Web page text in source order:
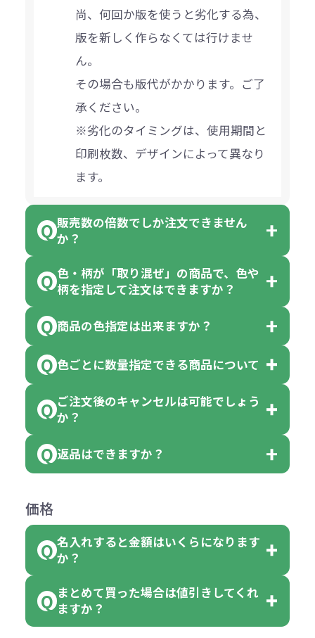
尚、何回か版を使うと劣化する為、
版を新しく作らなくては行けませ
ん。
その場合も版代がかかります。ご了
承ください。
※劣化のタイミングは、使用期間と
印刷枚数、デザインによって異なり
ます。
販売数の倍数でしか注文できません
か？
一部商品（※）を除き、注文可能数
です。
ります。
【例】注文可能数が100個の場合
は、100個以上でしたら、何個でも
可能です。
色・柄が「取り混ぜ」の商品で、色や
柄を指定して注文はできますか？
「色・柄 取り混ぜ」のラベルがつい
ている商品は、色指定不可となって
ん。
但し、ロゴなど名入れ印刷をされる
商品の色指定は出来ますか？
色指定できる商品もございますが商
品の詳細に「色・柄 取り混ぜ」のラ
ベルや商品画像に「〇色取混ぜ」な
れ等分で100個ずつ入って参ります。
（割り切れない場合は数個単位で前
後する場合もございます）
色指定できる商品に付きましては商
品詳細の購入の所で色が選べるよう
色ごとに数量指定できる商品について
「選べる本体色」のラベルが付いて
す。
い。
例えば…
クエアトート」を300個注文した場
ご注文後のキャンセルは可能でしょう
か？
お客様都合でのキャンセルは、制作
がございます。
ご注文の際は、十分にご確認・ご検
返品はできますか？
めご了承ください。
ただし下記の場合は承っております
●初期不良または不良品（破損、故
障）の場合
価格
名入れすると金額はいくらになります
か？
名入れありの場合の代金の計算方法
は下記の通りです。
まとめて買った場合は値引きしてくれ
ますか？